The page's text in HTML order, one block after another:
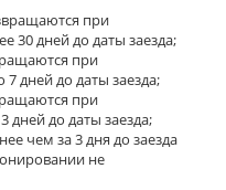
при
30 дней до даты заезда;
при
дней до даты заезда;
при
дней до даты заезда;
чем за 3 дня до заезда
не